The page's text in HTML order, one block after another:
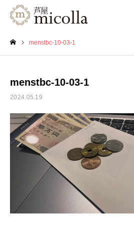
menstbc-10-03-1
menstbc-10-03-1
2024.05.19